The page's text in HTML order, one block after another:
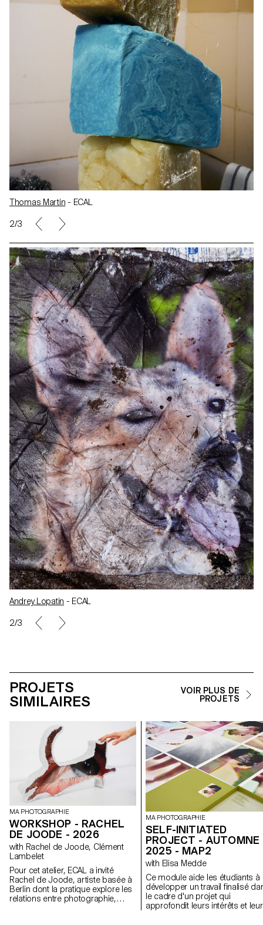
Thomas Martin - ECAL
2/3
Andrey Lopatin - ECAL
2/3
PROJETS
SIMILAIRES
VOIR PLUS DE
PROJETS
MA PHOTOGRAPHIE
WORKSHOP - RACHEL
DE JOODE - 2026
with Rachel de Joode, Clément
Lambelet
Pour cet atelier, ECAL a invité
Rachel de Joode, artiste basée à
Berlin dont la pratique explore les
relations entre photographie,
MA PHOTOGRAPHIE
SELF-INITIATED
PROJECT - AUTOMNE
2025 - MAP2
with Elisa Medde
Ce module aide les étudiants à
développer un travail finalisé
le cadre d'un projet qui
approfondit leurs intérêts et